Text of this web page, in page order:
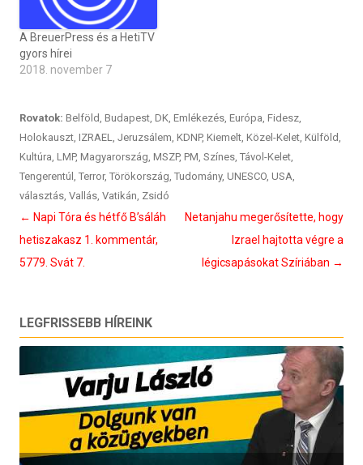
A BreuerPress és a HetiTV
gyors hírei
2018. november 7
Rovatok: Belföld, Budapest, DK, Emlékezés, Európa, Fidesz,
Holokauszt, IZRAEL, Jeruzsálem, KDNP, Kiemelt, Közel-Kelet, Külföld,
Kultúra, LMP, Magyarország, MSZP, PM, Színes, Távol-Kelet,
Tengerentúl , Terror, Törökország, Tudomány, UNESCO, USA,
választás, Vallás, Vatikán, Zsidó
Bejegyzés
navigáció
← Napi Tóra és hétfő B’sáláh
hetiszakasz 1. kommentár,
5779. Svát 7.
Netanjahu megerősítette, hogy
Izrael hajtotta végre a
légicsapásokat Szíriában →
LEGFRISSEBB HÍREINK